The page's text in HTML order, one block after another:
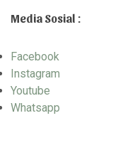
Media Sosial :
Facebook
Instagram
Youtube
Whatsapp